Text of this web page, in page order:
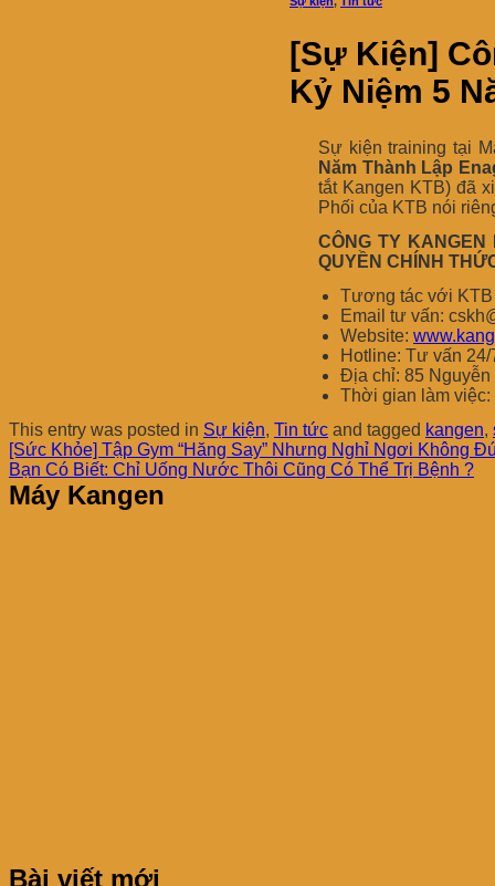
[Sự Kiện]
Kỷ Niệm 5
Sự kiện training tại
Năm Thành Lập
tắt Kangen KTB) đã
Phối của KTB nói
CÔNG TY
QUYỀN CHÍNH
Tương tác với KTB
Email tư vấn:
Website:
Hotline: Tư vấn
Địa chỉ: 85
Thời gian làm
This entry was posted in Sự kiện, Tin tức and tagged kangen,
[Sức Khỏe] Tập Gym “Hăng Say” Nhưng Nghỉ Ngơi Không
Bạn Có Biết: Chỉ Uống Nước Thôi Cũng Có Thể Trị Bệnh ?
Máy Kangen
Bài viết mới